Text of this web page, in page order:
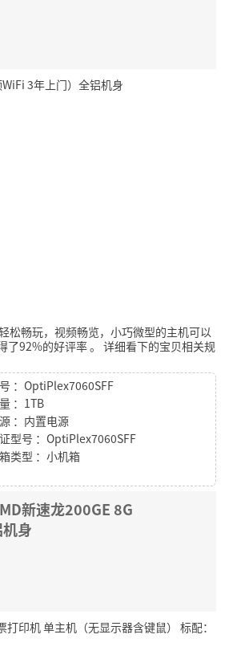
3年上门）全铝机身
松畅玩，视频畅览，小巧微型的主机可以
了92%的好评率。 详细看下的宝贝相关规
：OptiPlex7060SFF
：1TB
：内置电源
型号 ：OptiPlex7060SFF
类型 ：小机箱
新速龙200GE 8G
身
印机 单主机（无显示器含键鼠） 标配：